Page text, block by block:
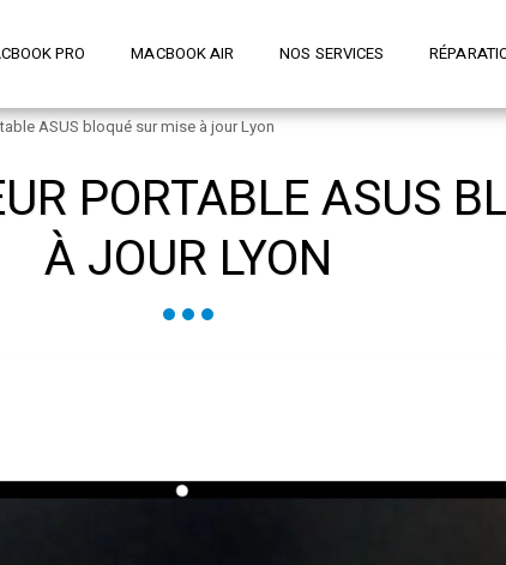
PRO MACBOOK AIR NOS SERVICES
ASUS bloqué sur mise à jour Lyon
PORTABLE ASUS
À JOUR LYON